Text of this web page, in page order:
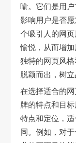
喻。它们是用
影响用户是否
个吸引人的网
愉悦，从而增
独特的网页风
脱颖而出，树
在选择适合的
牌的特点和目
特点和定位，
同。例如，对